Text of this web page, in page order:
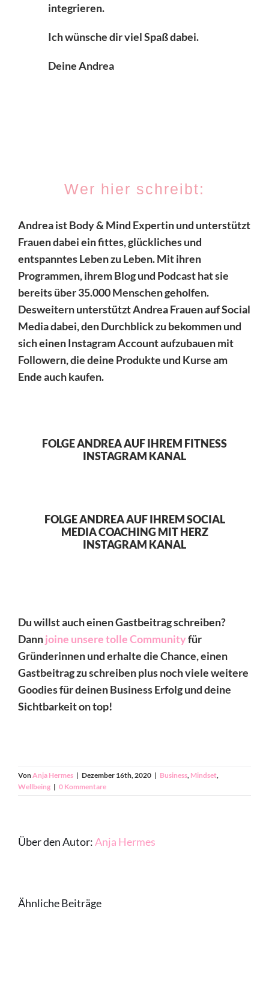
integrieren.
Ich wünsche dir viel Spaß dabei.
Deine Andrea
Wer hier schreibt:
Andrea ist Body & Mind Expertin und unterstützt
Frauen dabei ein fittes, glückliches und
entspanntes Leben zu Leben. Mit ihren
Programmen, ihrem Blog und Podcast hat sie
bereits über 35.000 Menschen geholfen.
Desweitern unterstützt Andrea Frauen auf Social
Media dabei, den Durchblick zu bekommen und
sich einen Instagram Account aufzubauen mit
Followern, die deine Produkte und Kurse am
Ende auch kaufen.
FOLGE ANDREA AUF IHREM FITNESS
INSTAGRAM KANAL
FOLGE ANDREA AUF IHREM SOCIAL
MEDIA COACHING MIT HERZ
INSTAGRAM KANAL
Du willst auch einen Gastbeitrag schreiben?
Dannjoine unsere tolle Communityfür
Gründerinnen und erhalte die Chance, einen
Gastbeitrag zu schreiben plus noch viele weitere
Goodies für deinen Business Erfolg und deine
Sichtbarkeit on top!
VonAnja Hermes | Dezember 16th, 2020 | Business, Mindset,
Wellbeing | 0 Kommentare
Über den Autor:Anja Hermes
Ähnliche Beiträge